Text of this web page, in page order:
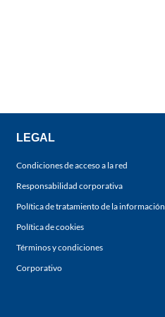
LEGAL
Condiciones de acceso a la red
Responsabilidad corporativa
Política de tratamiento de la información
Política de cookies
Términos y condiciones
Corporativo